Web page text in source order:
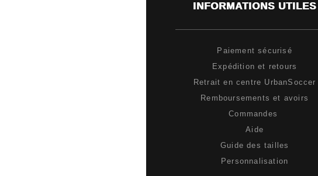
INFORMATIONS UTILES
Paiement sécurisé
Expédition et retours
Retrait en centre UrbanSoccer
Remboursements et avoirs
Commandes
Aide
Guide des tailles
Personnalisation